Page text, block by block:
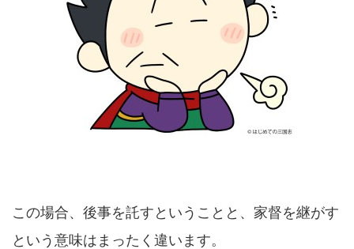
この場合、後事を託すということと、家督を継がす
という意味はまったく違います。